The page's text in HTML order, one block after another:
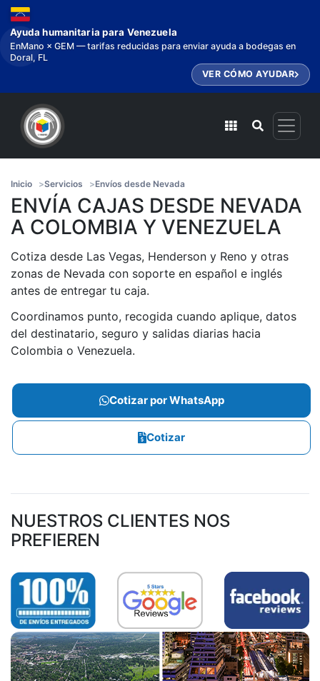
Ayuda humanitaria para Venezuela
EnMano × GEM — tarifas reducidas para enviar ayuda a bodegas en
Doral, FL
VER CÓMO AYUDAR
Inicio Servicios Envíos desde Nevada
ENVÍA CAJAS DESDE NEVADA
A COLOMBIA Y VENEZUELA
Cotiza desde Las Vegas, Henderson y Reno y otras
zonas de Nevada con soporte en español e inglés
antes de entregar tu caja.
Coordinamos punto, recogida cuando aplique, datos
del destinatario, seguro y salidas diarias hacia
Colombia o Venezuela.
Cotizar por WhatsApp
Cotizar
NUESTROS CLIENTES NOS
PREFIEREN